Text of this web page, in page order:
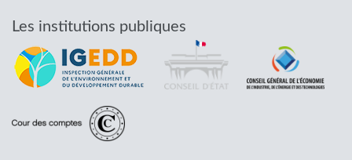
Les institutions publiques